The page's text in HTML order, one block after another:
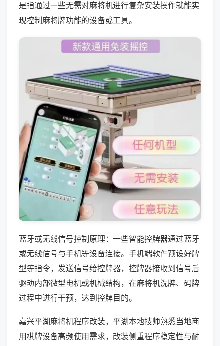
是指通过一些无需对麻将机进行复杂安装操作就能实
现控制麻将牌功能的设备或工具。
蓝牙或无线信号控制原理：一些智能控牌器通过蓝牙
或无线信号与手机等设备连接。手机端软件预设好牌
型等指令，发送信号给控牌器，控牌器接收到信号后
驱动内部微型电机或机械结构，在麻将机洗牌、码牌
过程中进行干预，达到控牌目的。
嘉兴平湖麻将机程序改装，平湖本地技师熟悉当地商
用棋牌设备高频使用需求，改装侧重程序稳定性与耐